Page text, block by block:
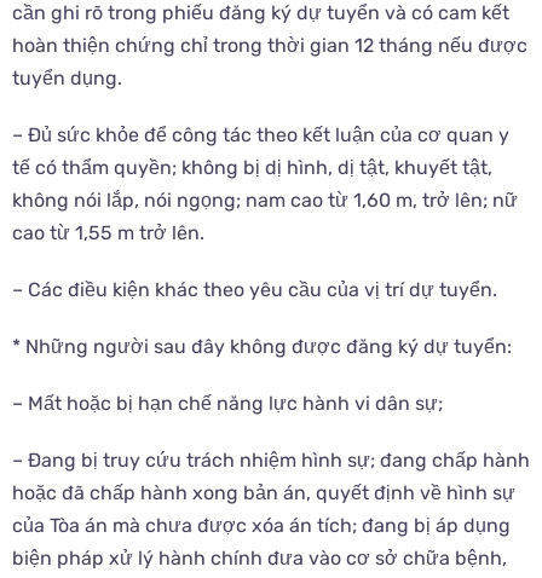
cần ghi rõ trong phiếu đăng ký dự tuyển và có cam kết
hoàn thiện chứng chỉ trong thời gian 12 tháng nếu được
tuyển dụng.
– Đủ sức khỏe để công tác theo kết luận của cơ quan y
tế có thẩm quyền; không bị dị hình, dị tật, khuyết tật,
không nói lắp, nói ngọng; nam cao từ 1,60 m, trở lên; nữ
cao từ 1,55 m trở lên.
– Các điều kiện khác theo yêu cầu của vị trí dự tuyển.
* Những người sau đây không được đăng ký dự tuyển:
– Mất hoặc bị hạn chế năng lực hành vi dân sự;
– Đang bị truy cứu trách nhiệm hình sự; đang chấp hành
hoặc đã chấp hành xong bản án, quyết định về hình sự
của Tòa án mà chưa được xóa án tích; đang bị áp dụng
biện pháp xử lý hành chính đưa vào cơ sở chữa bệnh,